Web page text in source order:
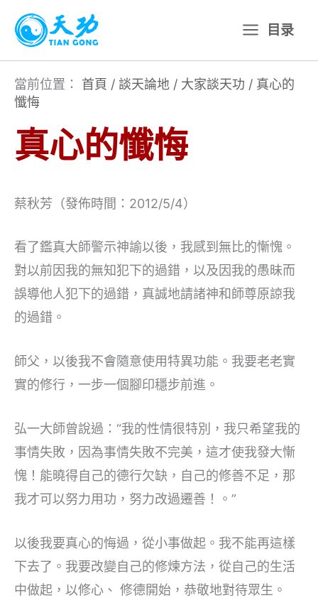
主
目录
當前位置： 首頁 / 談天論地 / 大家談天功 / 真心的
懺悔
真心的懺悔
蔡秋芳（發佈時間：2012/5/4）
看了鑑真大師警示神諭以後，我感到無比的慚愧。
對以前因我的無知犯下的過錯，以及因我的愚昧而
誤導他人犯下的過錯，真誠地請諸神和師尊原諒我
的過錯。
師父，以後我不會隨意使用特異功能。我要老老實
實的修行，一步一個腳印穩步前進。
弘一大師曾說過：“我的性情很特別，我只希望我的
事情失敗，因為事情失敗不完美，這才使我發大慚
愧！能曉得自己的德行欠缺，自己的修善不足，那
我才可以努力用功，努力改過遷善！。”
以後我要真心的悔過，從小事做起。我不能再這樣
下去了。我要改變自己的修煉方法，從自己的生活
中做起，以修心、 修德開始，恭敬地對待眾生。